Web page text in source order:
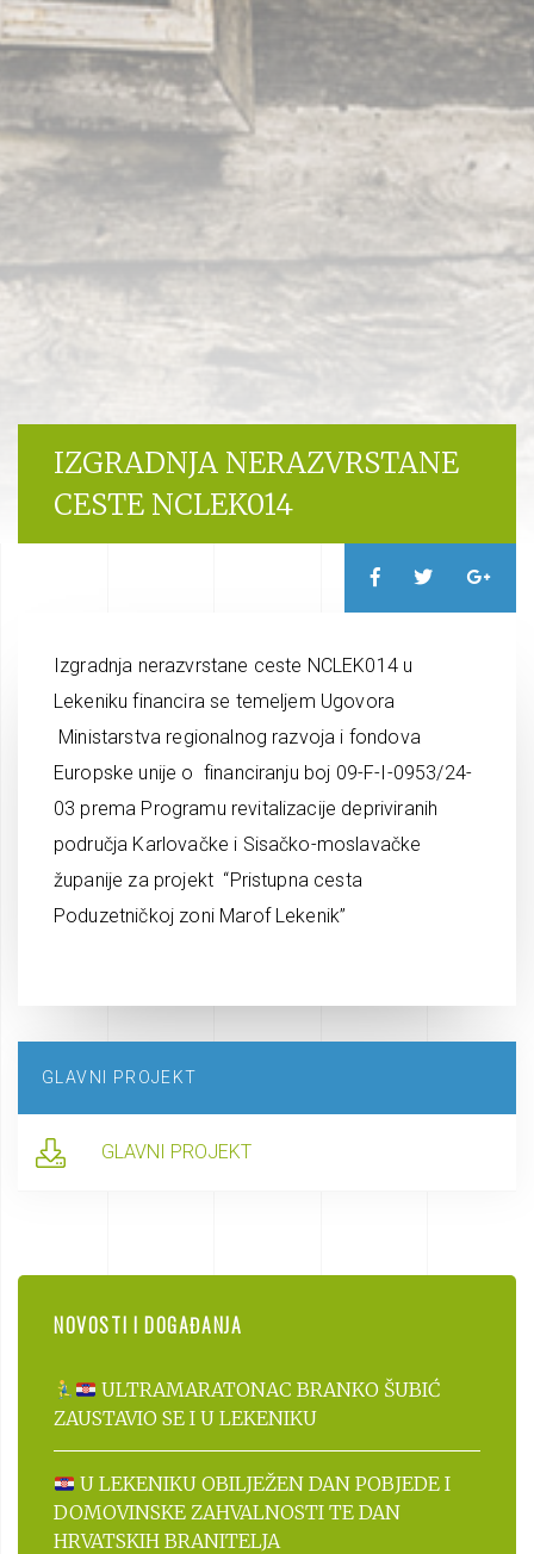
IZGRADNJA NERAZVRSTANE
CESTE NCLEK014
Izgradnja nerazvrstane ceste NCLEK014 u
Lekeniku financira se temeljem Ugovora
Ministarstva regionalnog razvoja i fondova
Europske unije o financiranju boj 09-F-I-0953/24-
03 prema Programu revitalizacije depriviranih
područja Karlovačke i Sisačko-moslavačke
županije za projekt “Pristupna cesta
Poduzetničkoj zoni Marof Lekenik”
GLAVNI PROJEKT
GLAVNI PROJEKT
NOVOSTI I DOGAĐANJA
ULTRAMARATONAC BRANKO ŠUBIĆ
ZAUSTAVIO SE I U LEKENIKU
U LEKENIKU OBILJEŽEN DAN POBJEDE I
DOMOVINSKE ZAHVALNOSTI TE DAN
HRVATSKIH BRANITELJA